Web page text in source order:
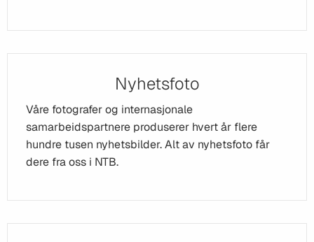
Nyhetsfoto
Våre fotografer og internasjonale
samarbeidspartnere produserer hvert år flere
hundre tusen nyhetsbilder. Alt av nyhetsfoto får
dere fra oss i NTB.